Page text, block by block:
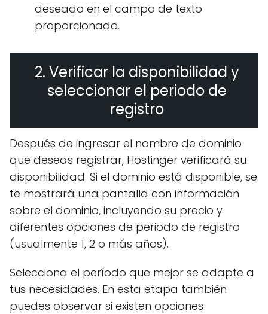
deseado en el campo de texto
proporcionado.
2. Verificar la disponibilidad y
seleccionar el periodo de
registro
Después de ingresar el nombre de dominio
que deseas registrar, Hostinger verificará su
disponibilidad. Si el dominio está disponible, se
te mostrará una pantalla con información
sobre el dominio, incluyendo su precio y
diferentes opciones de periodo de registro
(usualmente 1, 2 o más años).
Selecciona el período que mejor se adapte a
tus necesidades. En esta etapa también
puedes observar si existen opciones